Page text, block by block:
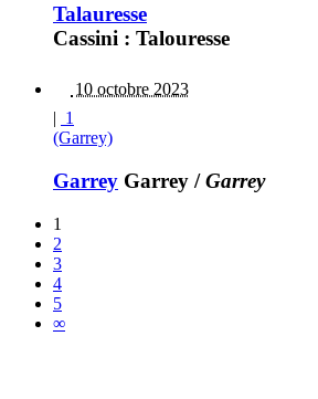
Talauresse
Cassini : Talouresse
10 octobre 2023
| 1
(Garrey)
Garrey Garrey /Garrey
1
2
3
4
5
∞